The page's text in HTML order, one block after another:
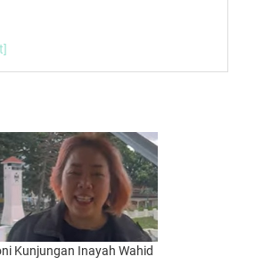
Kunjungan Inayah Wahid